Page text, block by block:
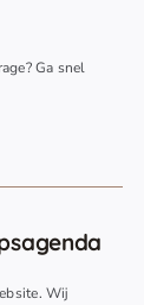
Ga snel
Wij